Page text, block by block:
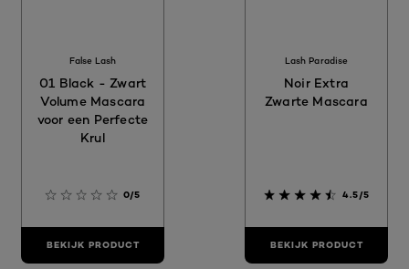
False Lash
01 Black - Zwart
Volume Mascara
voor een Perfecte
Krul
0/5
BEKIJK PRODUCT
Lash Paradise
Noir Extra
Zwarte Mascara
4.5/5
BEKIJK PRODUCT